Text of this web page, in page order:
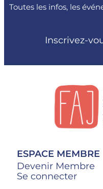
Toutes les infos, les
Inscrivez-
ESPACE MEMBRE
Devenir Membre
Se connecter